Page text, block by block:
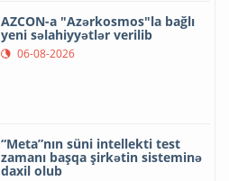
AZCON-a "Azərkosmos"la bağlı
yeni səlahiyyətlər verilib
06-08-2026
“Meta”nın süni intellekti test
zamanı başqa şirkətin sisteminə
daxil olub